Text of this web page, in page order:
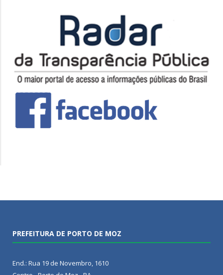
PREFEITURA DE PORTO DE MOZ
End.: Rua 19 de Novembro, 1610